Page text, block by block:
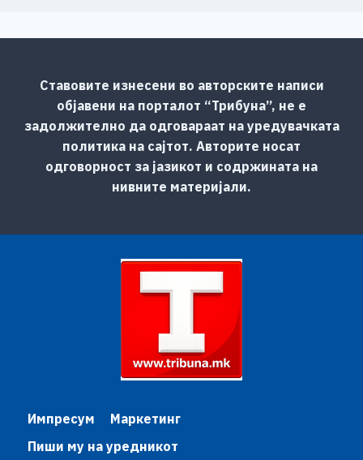
Ставовите изнесени во авторските написи
објавени на порталот “Трибуна”, не е
задолжително да одговараат на уредувачката
политика на сајтот. Авторите носат
одговорност за јазикот и содржината на
нивните материјали.
Импресум
Маркетинг
Пиши му на уредникот